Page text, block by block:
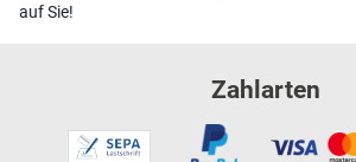
auf Sie!
Zahlarten